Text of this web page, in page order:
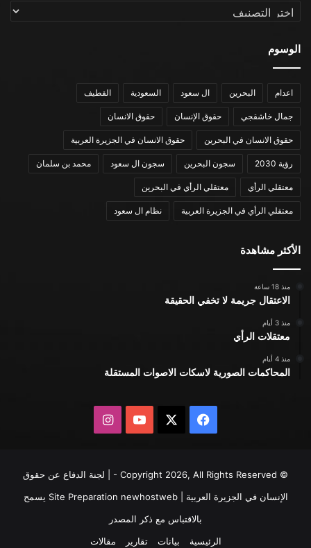
التصنيفات
الوسوم
اعدام البحرين ال سعود السعودية القطيف
جمال خاشقجي حقوق الإنسان حقوق الانسان
حقوق الانسان في البحرين حقوق الانسان في الجزيرة العربية
رؤية 2030 سجون البحرين سجون ال سعود محمد بن سلمان
معتقلي الرأي معتقلي الرأي في البحرين
معتقلي الرأي في الجزيرة العربية نظام ال سعود
الأكثر مشاهدة
منذ 18 ساعة
الاعتقال جريمة لا تخفي الحقيقة
منذ 3 أيام
معتقلات الرأي
منذ 4 أيام
المحاكمات الصورية لاسكات الاصوات المستقلة
فيسبوك يوتيوبانستقرام
© Copyright 2026, All Rights Reserved - | لجنة الدفاع عن حقوق
الإنسان في الجزيرة العربية | Site Preparationnewhostweb
يسمح
بالاقتباس مع ذكر المصدر
الرئيسية
بيانات تقارير مقالات